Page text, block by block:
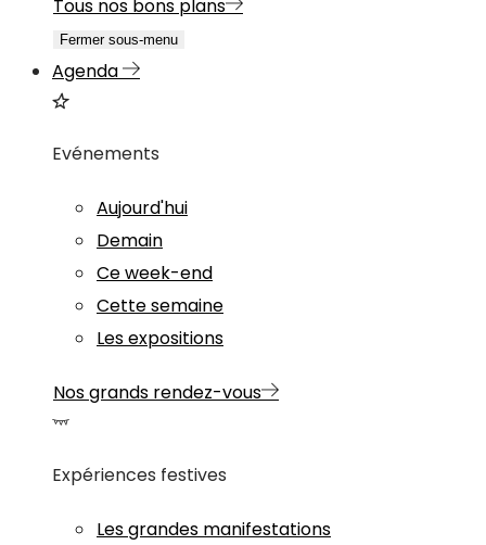
Tous nos bons plans
Fermer sous-menu
Agenda
Evénements
Aujourd'hui
Demain
Ce week-end
Cette semaine
Les expositions
Nos grands rendez-vous
Expériences festives
Les grandes manifestations